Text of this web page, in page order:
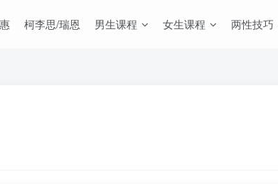
柯李思/瑞恩 男生课程 女生课程 两性技巧